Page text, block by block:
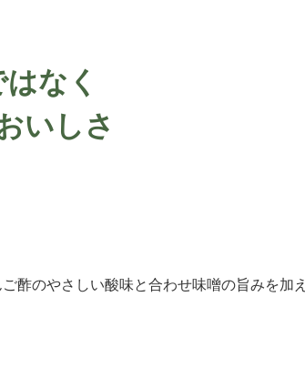
はなく
いしさ
酢のやさしい酸味と合わせ味噌の旨みを加え